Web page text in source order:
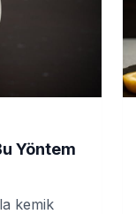
Yöntem
kemik